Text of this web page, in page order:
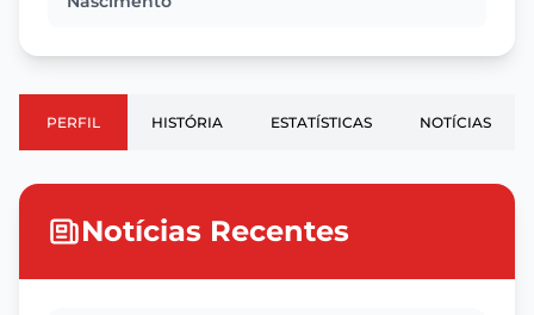
PERFIL HISTÓRIA ESTATÍSTICAS NOTÍCIAS
Notícias Recentes